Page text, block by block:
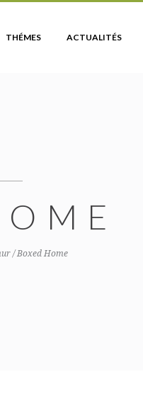
THÉMES ACTUALITÉS
/Boxed Home